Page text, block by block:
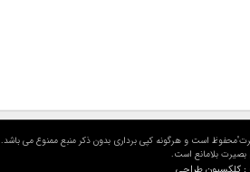
است و هرگونه کپی برداری بدون ذکر منبع ممنوع می باشد.
بصیرت بلامانع است.